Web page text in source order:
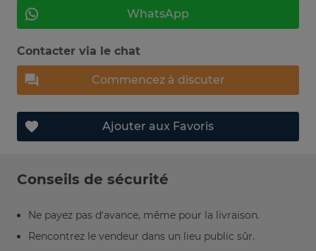
WhatsApp
Contacter via le chat
Commencez à discuter
Ajouter aux Favoris
Conseils de sécurité
Ne payez pas d’avance, même pour la livraison.
Rencontrez le vendeur dans un lieu public sûr.